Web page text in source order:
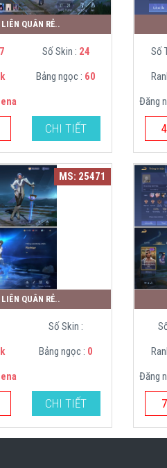
LIÊN QUÂN RẺ..
Số Skin : 24
Bảng ngọc : 60
CHI TIẾT
Số
Đăng
MS: 25471
LIÊN QUÂN RẺ..
Số Skin :
Bảng ngọc : 0
CHI TIẾT
Đăng